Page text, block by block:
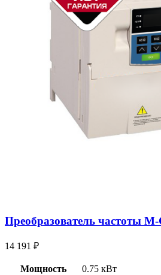
Преобразователь частоты
14 191 ₽
Мощность 0.75 кВт